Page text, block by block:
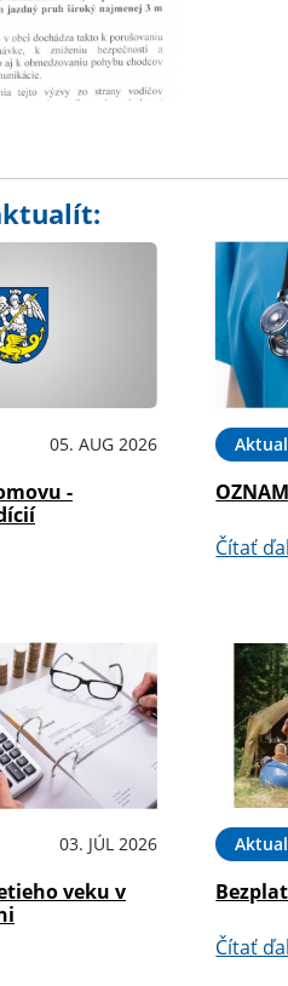
05. AUG 2026
-
Čítať
03. JÚL 2026
veku v
Čítať